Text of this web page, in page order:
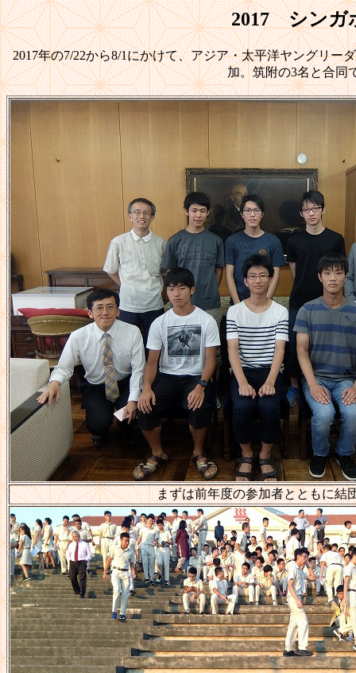
2017 シンガ
2017年の7/22から8/1にかけて、アジア・太平洋ヤングリ
加。筑附の3名と合同
まずは前年度の参加者とともに結